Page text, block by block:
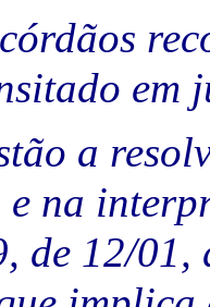
em
a
e na
de 12/01,